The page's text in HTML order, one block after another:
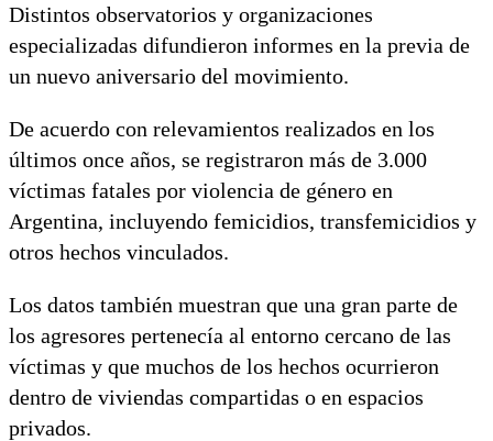
Distintos observatorios y organizaciones
especializadas difundieron informes en la previa de
un nuevo aniversario del movimiento.
De acuerdo con relevamientos realizados en los
últimos once años, se registraron más de 3.000
víctimas fatales por violencia de género en
Argentina, incluyendo femicidios, transfemicidios y
otros hechos vinculados.
Los datos también muestran que una gran parte de
los agresores pertenecía al entorno cercano de las
víctimas y que muchos de los hechos ocurrieron
dentro de viviendas compartidas o en espacios
privados.